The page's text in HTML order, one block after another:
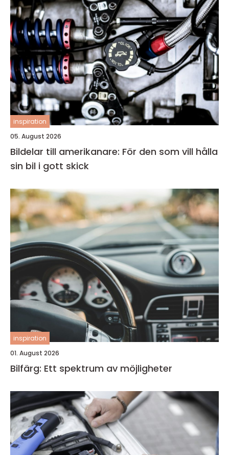
inspiration
05. August 2026
Bildelar till amerikanare: För den som vill hålla
sin bil i gott skick
inspiration
01. August 2026
Bilfärg: Ett spektrum av möjligheter